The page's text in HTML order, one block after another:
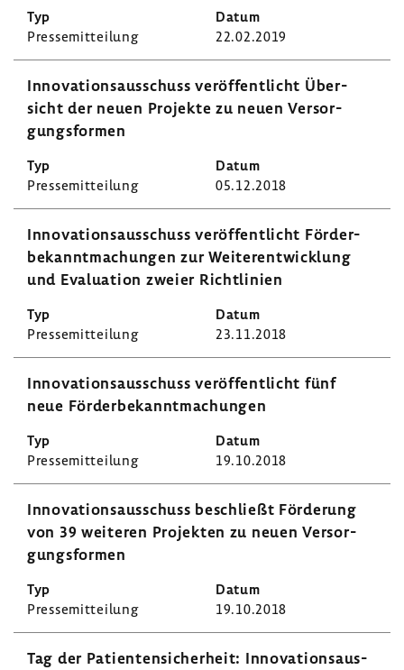
Pres­se­mit­tei­lung 22.02.2019
Inno­va­ti­ons­aus­schuss veröf­fent­licht Über­
sicht der neuen Projekte zu neuen Versor­
gungs­formen
Pres­se­mit­tei­lung 05.12.2018
Inno­va­ti­ons­aus­schuss veröf­fent­licht Förder­
be­kannt­ma­chungen zur Weiter­ent­wick­lung
und Evalua­tion zweier Richt­li­nien
Pres­se­mit­tei­lung 23.11.2018
Inno­va­ti­ons­aus­schuss veröf­fent­licht fünf
neue Förder­be­kannt­ma­chungen
Pres­se­mit­tei­lung 19.10.2018
Inno­va­ti­ons­aus­schuss beschließt Förde­rung
von 39 weiteren Projekten zu neuen Versor­
gungs­formen
Pres­se­mit­tei­lung 19.10.2018
Tag der Pati­en­ten­si­cher­heit: Inno­va­ti­ons­aus­